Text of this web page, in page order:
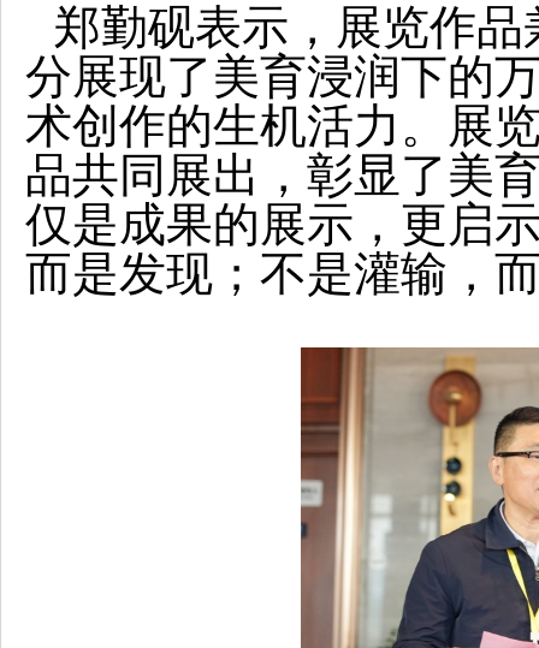
郑勤砚表示，展览作
分展现了美育浸润下的
术创作的生机活力。展
品共同展出，彰显了美
仅是成果的展示，更启
而是发现；不是灌输，